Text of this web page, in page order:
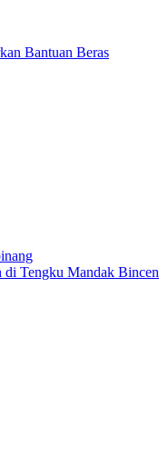
Bantuan Beras
di Tengku Mandak Bincen